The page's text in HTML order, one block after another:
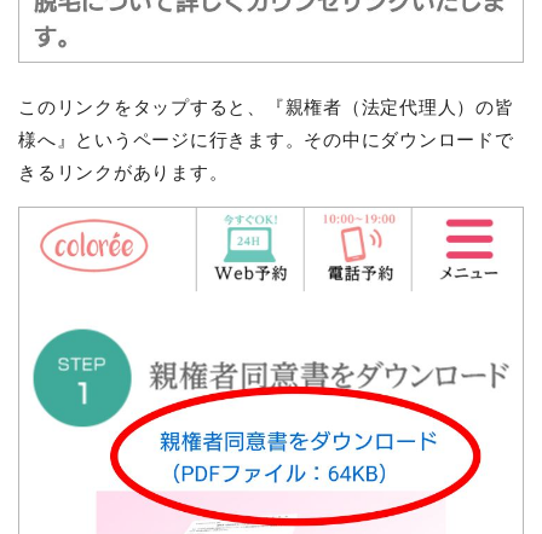
このリンクをタップすると、『親権者（法定代理人）の皆
様へ』というページに行きます。その中にダウンロードで
きるリンクがあります。